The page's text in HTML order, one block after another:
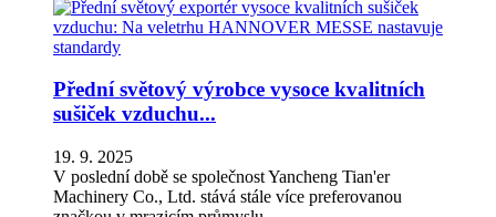
Přední světový výrobce vysoce kvalitních
sušiček vzduchu...
19. 9. 2025
V poslední době se společnost Yancheng Tian'er
Machinery Co., Ltd. stává stále více preferovanou